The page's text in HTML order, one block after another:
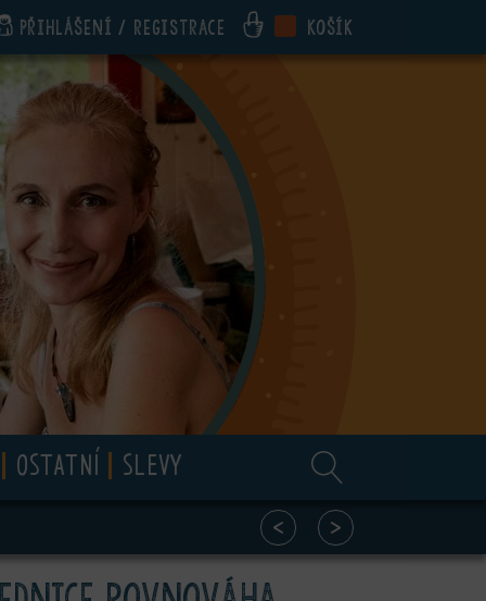
Přihlášení / registrace Košík
OSTATNÍ SLEVY
< >